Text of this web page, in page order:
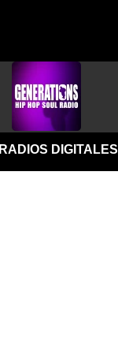
RADIOS DIGITALES